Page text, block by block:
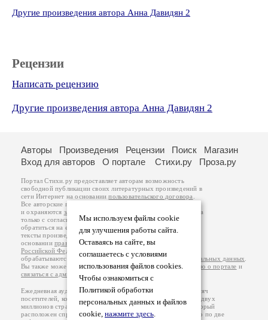
Другие произведения автора Анна Давидян 2
Рецензии
Написать рецензию
Другие произведения автора Анна Давидян 2
Мы используем файлы cookie
для улучшения работы сайта.
Оставаясь на сайте, вы
соглашаетесь с условиями
использования файлов cookies.
Чтобы ознакомиться с
Политикой обработки
персональных данных и файлов
cookie, нажмите здесь.
Авторы Произведения Рецензии Поиск
Магазин
Вход для авторов
О портале Стихи.ру Проза.ру
Портал Стихи.ру предоставляет авторам возможность
свободной публикации своих литературных произведений в
сети Интернет на основаниипользовательского договора
Все авторские права на произведения принадлежат авторам
и охраняются законом
. Перепечатка произведений возможна
только с согласия его автора, к которому вы можете
обратиться на его авторской странице. Ответственность за
тексты произведений авторы несут самостоятельно на
основанииправил публикацииизаконодательства
Российской Федерации
обрабатываются на основанииПолитики обработки персональных данных
Вы также можете посмотреть более подробнуюинформацию о портале и
связаться с администрацией
Ежедневная аудитория портала Стихи.ру – порядка 200 тысяч
посетителей, которые в общей сумме просматривают более двух
миллионов страниц по данным счетчика посещаемости, который
расположен справа от этого текста. В каждой графе указано по две